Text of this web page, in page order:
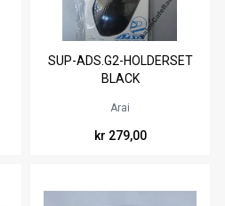
SUP-ADS.G2-HOLDERSET
BLACK
Arai
kr 279,00